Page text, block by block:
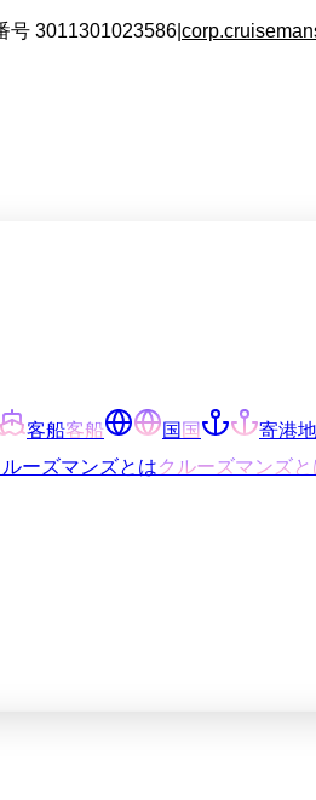
号 3011301023586
客船客船 国国 寄港地
ルーズマンズとはクルーズマンズと